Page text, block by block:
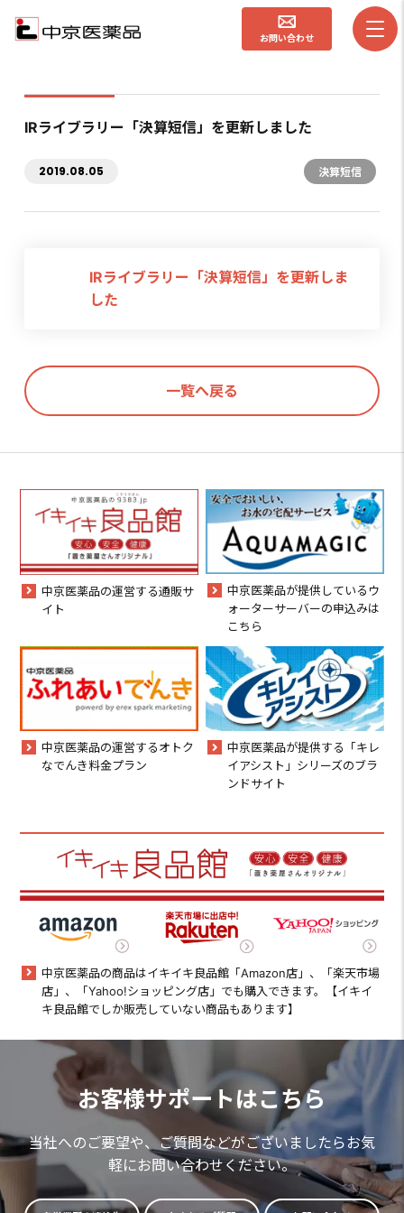
お問い合わせ
IRライブラリー「決算短信」を更新しました
2019.08.05 決算短信
IRライブラリー「決算短信」を更新しま
した
一覧へ戻る
中京医薬品の運営する通販サ
イト
中京医薬品が提供しているウ
ォーターサーバーの申込みは
こちら
中京医薬品の運営するオトク
なでんき料金プラン
中京医薬品が提供する「キレ
イアシスト」シリーズのブラ
ンドサイト
中京医薬品の商品はイキイキ良品館「Amazon店」、「楽天市場
店」、「Yahoo!ショッピング店」でも購入できます。【イキイ
キ良品館でしか販売していない商品もあります】
お客様サポートはこちら
当社へのご要望や、ご質問などがございましたらお気
軽にお問い合わせください。